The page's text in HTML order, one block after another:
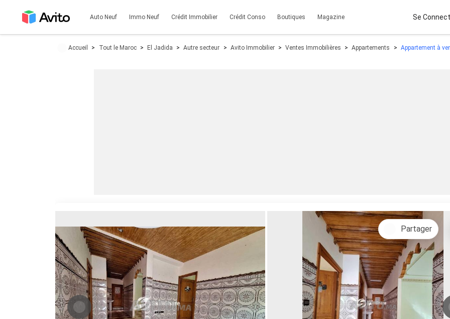
Auto Neuf Immo Neuf Crédit Immobilier Crédit Conso Boutiques Magazine Se
Accueil Tout le Maroc El Jadida Autre secteur Avito Immobilier Ventes Immobilières Appartements Appartement à
Partager